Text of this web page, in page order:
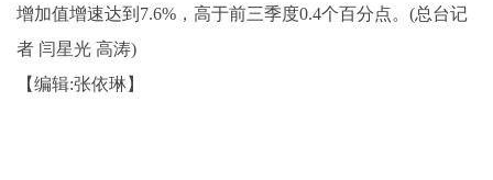
增加值增速达到7.6%，高于前三季度0.4个百分点。(总台记
者 闫星光 高涛)
【编辑:张依琳】